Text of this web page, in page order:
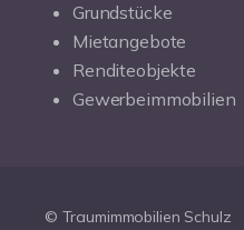
Grundstücke
Mietangebote
Renditeobjekte
Gewerbeimmobilien
© Traumimmobilien Schulz